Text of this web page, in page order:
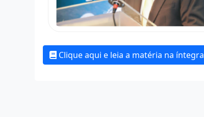
Clique aqui e leia a matéria na íntegra